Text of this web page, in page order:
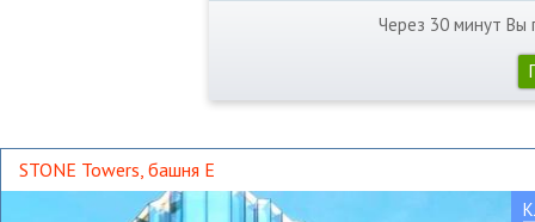
Через 30 минут Вы
STONE Towers, башня Е